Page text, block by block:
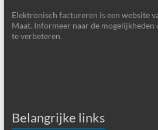
Elektronisch factureren is een website
Maat. Informeer naar de
te verbeteren.
Belangrijke links